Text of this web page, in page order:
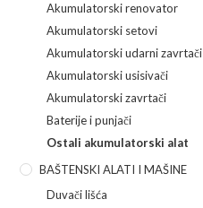
Akumulatorski renovator
Akumulatorski setovi
Akumulatorski udarni zavrtači
Akumulatorski usisivači
Akumulatorski zavrtači
Baterije i punjači
Ostali akumulatorski alat
BAŠTENSKI ALATI I MAŠINE
Duvači lišća